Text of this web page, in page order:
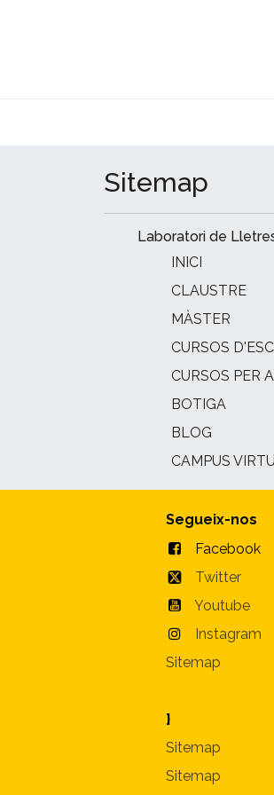
Sitemap
Laboratori de
INICI
CLAUSTRE
MÀSTER
CURSOS
CURSOS PER
BOTIGA
BLOG
CAMPUS
Segueix-nos
Facebook
Twitter
Youtube
Instagram
Sitemap
}
Sitemap
Sitemap